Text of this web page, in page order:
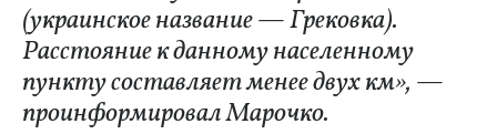
(украинское название — Грековка).
Расстояние к данному населенному
пункту составляет менее двух км», —
проинформировал Марочко.